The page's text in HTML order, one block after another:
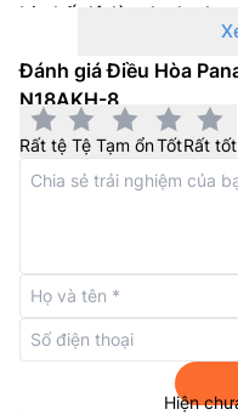
bị chế độ làm lạnh
mát lớn và luồng khí
quạt bên trong giúp
ngay khi máy khởi động.
Đánh giá Điều Hòa
N18AKH-8
Rất tệ Tệ Tạm ổnTốtRất tốt
Hiện